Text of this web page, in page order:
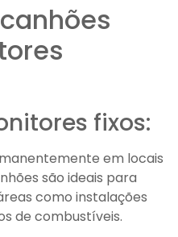
fixos:
em locais
são ideais para
como instalações
de combustíveis.